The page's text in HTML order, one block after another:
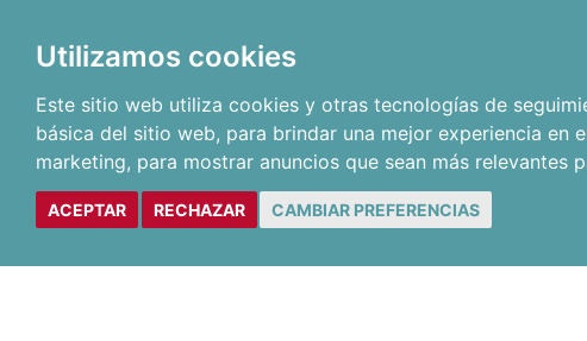
Utilizamos cookies
Este sitio web utiliza cookies y otras tecnologías de
básica del sitio web, para brindar una mejor experiencia en
marketing, para mostrar anuncios que sean más relevantes
ACEPTAR RECHAZAR CAMBIAR PREFERENCIAS